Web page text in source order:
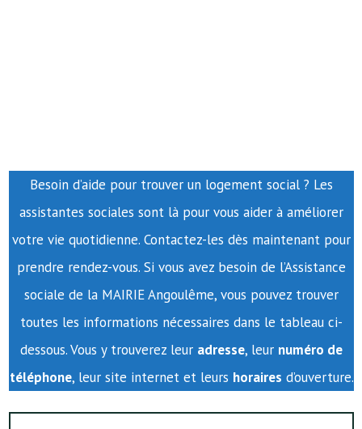
Besoin d’aide pour trouver un logement social ? Les
assistantes sociales sont là pour vous aider à améliorer
votre vie quotidienne. Contactez-les dès maintenant pour
prendre rendez-vous. Si vous avez besoin de l’Assistance
sociale de la MAIRIE Angoulême, vous pouvez trouver
toutes les informations nécessaires dans le tableau ci-
dessous. Vous y trouverez leur adresse, leur numéro de
téléphone, leur site internet et leurs horaires d’ouverture.